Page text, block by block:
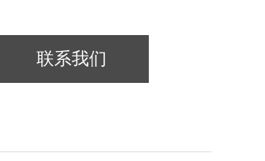
联系我们